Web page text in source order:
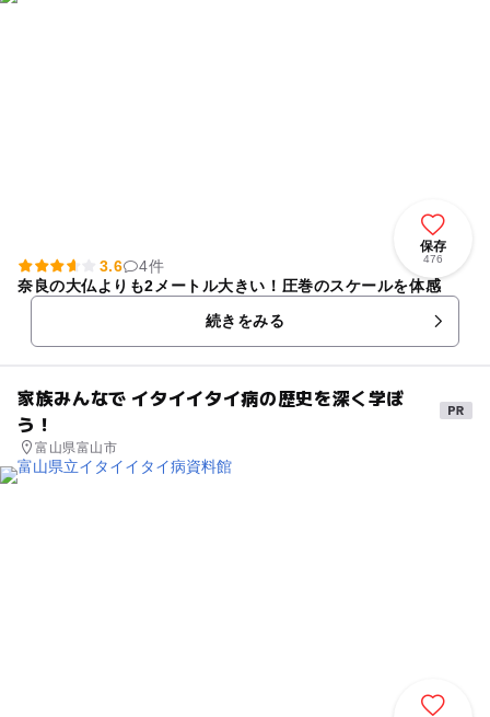
保存
476
3.6
4件
奈良の大仏よりも2メートル大きい！圧巻のスケールを体感
続きをみる
家族みんなで イタイイタイ病の歴史を深く学ぼ
う！
富山県富山市